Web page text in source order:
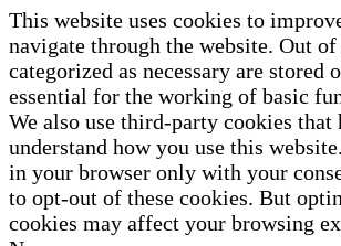
This website uses cookies to
navigate through the website. Out
categorized as necessary are stored
essential for the working of basic
We also use third-party cookies that
understand how you use this
in your browser only with your
to opt-out of these cookies. But
cookies may affect your browsing